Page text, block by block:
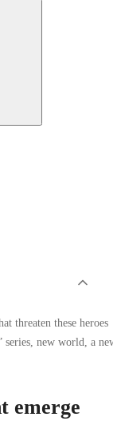
threaten these heroes
new world, a
emerge